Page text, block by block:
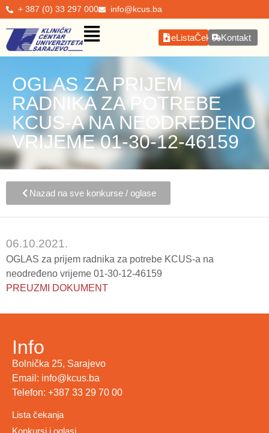
+ 387 (0) 33 297 000 info@kcus.ba
eListaČekanjaKontakt
OGLAS ZA PRIJEM
RADNIKA ZA POTREBE
KCUS-A NA NEODREĐENO
VRIJEME 01-30-12-46159
Nazad na sve konkurse / oglase
06.10.2021.
OGLAS za prijem radnika za potrebe KCUS-a na
neodređeno vrijeme 01-30-12-46159
PREUZMI DOKUMENT
Info
Bolnička 25, Sarajevo
Email: info@kcus.ba
Telefon: +387 33 29 70 00
Lista čekanja